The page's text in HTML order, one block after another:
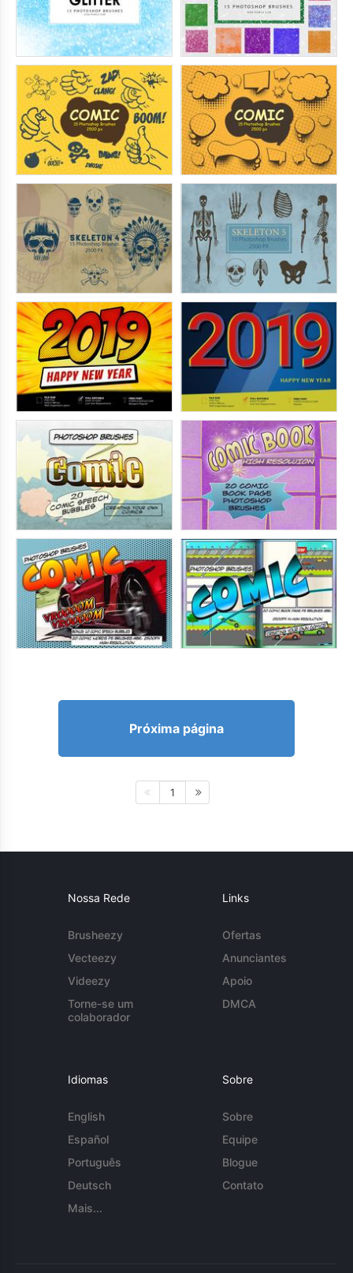
Próxima página
1
Nossa Rede
Brusheezy
Vecteezy
Videezy
Torne-se um
colaborador
Links
Ofertas
Anunciantes
Apoio
DMCA
Idiomas
English
Español
Português
Deutsch
Mais...
Sobre
Sobre
Equipe
Blogue
Contato